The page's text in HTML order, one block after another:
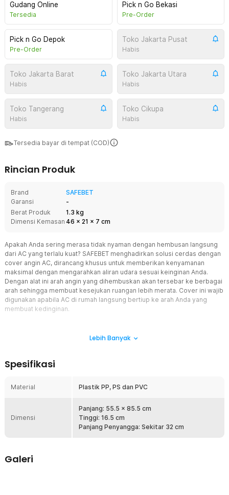
Gudang Online
Tersedia
Pick n Go Bekasi
Pre-Order
Pick n Go Depok
Pre-Order
Toko Jakarta Pusat
Habis
Toko Jakarta Barat
Habis
Toko Jakarta Utara
Habis
Toko Tangerang
Habis
Toko Cikupa
Habis
Tersedia bayar di tempat (COD)
Rincian Produk
Brand
SAFEBET
Garansi
-
Berat Produk
1.3 kg
Dimensi Kemasan 46 x 21 x 7 cm
Apakah Anda sering merasa tidak nyaman dengan hembusan langsung
dari AC yang terlalu kuat? SAFEBET menghadirkan solusi cerdas dengan
cover angin AC, dirancang khusus untuk memberikan kenyamanan
maksimal dengan mengarahkan aliran udara sesuai keinginan Anda.
Dengan alat ini arah angin yang dihembuskan akan tersebar ke berbagai
arah sehingga membuat kesejukan ruangan lebih merata. Cover ini wajib
digunakan apabila AC di rumah langsung bertiup ke arah Anda yang
membuat kedinginan.
memungkinkan Anda mengatur arah aliran udara dari AC dengan
berbagai jenis AC, memastikan fleksibilitas dan kenyamanan di
Instalasi Mudah Tanpa Alat Tambahan
Produk ini dirancang untuk pemasangan yang cepat dan mudah
tanpa memerlukan alat tambahan. Dengan mekanisme perekat,
angin sesuai kebutuhan.
Lebih Banyak
Spesifikasi
Material Plastik PP, PS dan PVC
Dimensi
Panjang: 55.5 x 85.5 cm
Tinggi: 16.5 cm
Panjang Penyangga: Sekitar 32 cm
Galeri